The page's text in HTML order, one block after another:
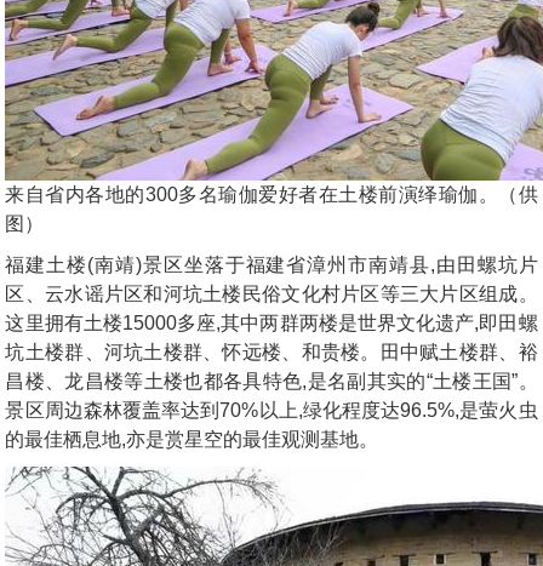
来自省内各地的300多名瑜伽爱好者在土楼前演绎瑜伽。（供
图）
福建土楼(南靖)景区坐落于福建省漳州市南靖县,由田螺坑片
区、云水谣片区和河坑土楼民俗文化村片区等三大片区组成。
这里拥有土楼15000多座,其中两群两楼是世界文化遗产,即田螺
坑土楼群、河坑土楼群、怀远楼、和贵楼。田中赋土楼群、裕
昌楼、龙昌楼等土楼也都各具特色,是名副其实的“土楼王国”。
景区周边森林覆盖率达到70%以上,绿化程度达96.5%,是萤火虫
的最佳栖息地,亦是赏星空的最佳观测基地。